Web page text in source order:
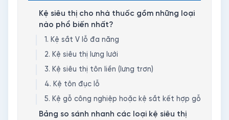
Kệ siêu thị cho nhà thuốc gồm những loại
nào phổ biến nhất?
1. Kệ sắt V lỗ đa năng
2. Kệ siêu thị lưng lưới
3. Kệ siêu thị tôn liền (lưng trơn)
4. Kệ tôn đục lỗ
5. Kệ gỗ công nghiệp hoặc kệ sắt kết hợp gỗ
Bảng so sánh nhanh các loại kệ siêu thị